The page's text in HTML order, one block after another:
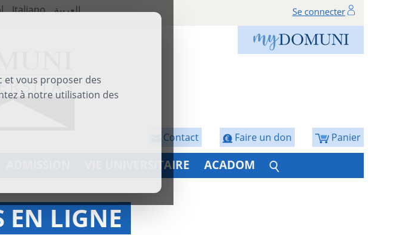
et vous proposer des
à notre utilisation des
Italiano العربية Se connecter
Panier
Faire un don
Contact
VIE UNIVERSITAIRE ACADOM
EN LIGNE